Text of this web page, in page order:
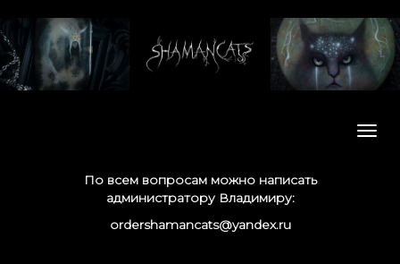
По всем вопросам можно написать
администратору Владимиру:
ordershamancats@yandex.ru